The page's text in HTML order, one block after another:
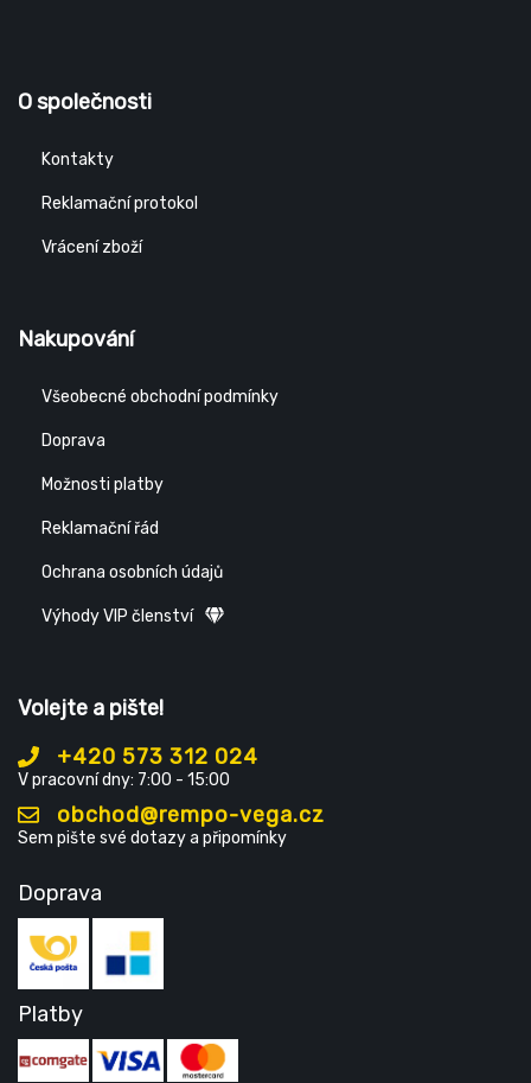
O společnosti
Kontakty
Reklamační protokol
Vrácení zboží
Nakupování
Všeobecné obchodní podmínky
Doprava
Možnosti platby
Reklamační řád
Ochrana osobních údajů
Výhody VIP členství
Volejte a pište!
+420 573 312 024
V pracovní dny: 7:00 - 15:00
obchod@rempo-vega.cz
Sem pište své dotazy a připomínky
Doprava
Platby